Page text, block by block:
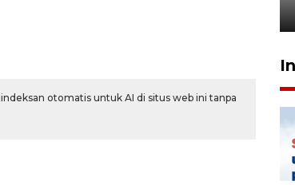
otomatis untuk AI di situs web ini tanpa